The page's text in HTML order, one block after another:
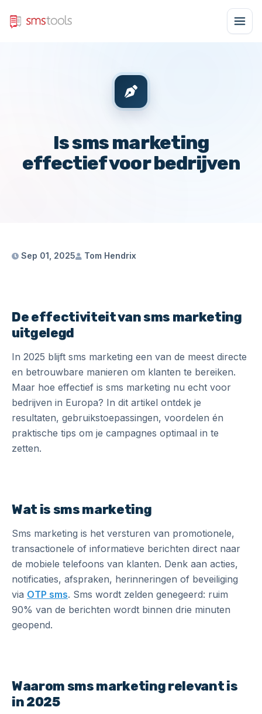
Is sms marketing
effectief voor bedrijven
Sep 01, 2025 Tom Hendrix
De effectiviteit van sms marketing
uitgelegd
In 2025 blijft sms marketing een van de meest directe
en betrouwbare manieren om klanten te bereiken.
Maar hoe effectief is sms marketing nu echt voor
bedrijven in Europa? In dit artikel ontdek je
resultaten, gebruikstoepassingen, voordelen én
praktische tips om je campagnes optimaal in te
zetten.
Wat is sms marketing
Sms marketing is het versturen van promotionele,
transactionele of informatieve berichten direct naar
de mobiele telefoons van klanten. Denk aan acties,
notificaties, afspraken, herinneringen of beveiliging
via OTP sms. Sms wordt zelden genegeerd: ruim
90% van de berichten wordt binnen drie minuten
geopend.
Waarom sms marketing relevant is
in 2025